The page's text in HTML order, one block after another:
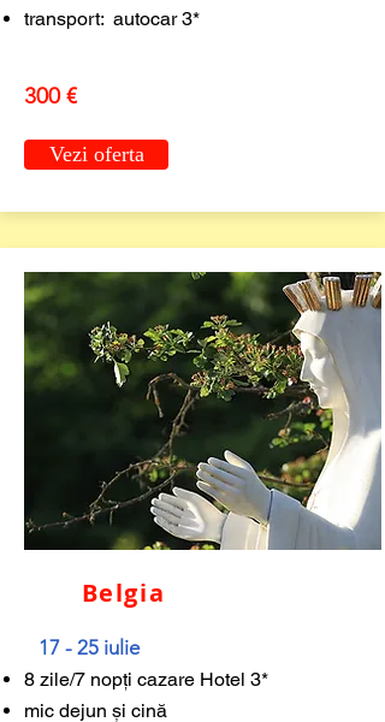
transport: autocar 3*
300 €
Vezi oferta
Belgia
17 - 25 iulie
8 zile/7 nopți cazare Hotel 3*
mic dejun și cină